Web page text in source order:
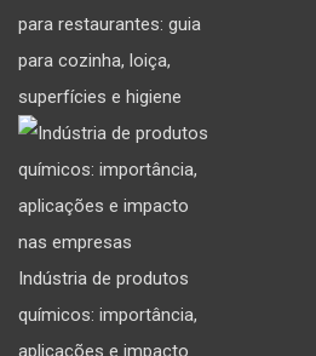
para restaurantes: guia
para cozinha, loiça,
superfícies e higiene
Indústria de produtos
químicos: importância,
aplicações e impacto